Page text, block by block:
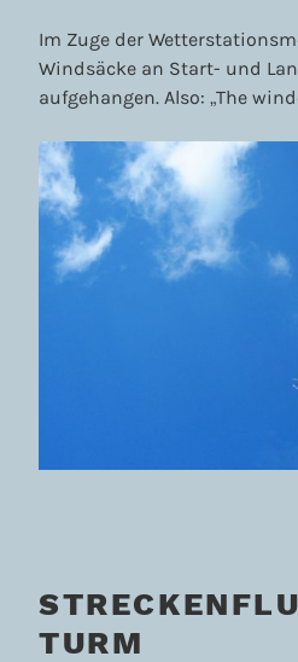
Im Zuge der
Windsäcke an Start- und
aufgehangen. Also: „The
TURM